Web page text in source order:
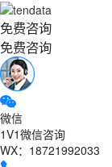
免费咨询
免费咨询
微信
1V1微信咨询
WX：18721992033